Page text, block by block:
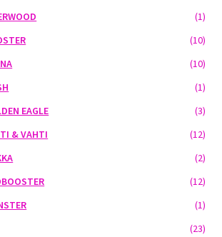
(1)
(10)
(10)
(1)
EAGLE
(3)
& VAHTI
(12)
(2)
(12)
(1)
(23)